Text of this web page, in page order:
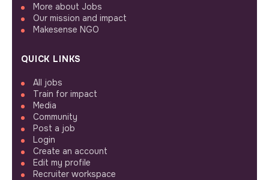
More about Jobs
Our mission and impact
Makesense NGO
QUICK LINKS
All jobs
Train for impact
Media
Community
Post a job
Login
Create an account
Edit my profile
Recruiter workspace